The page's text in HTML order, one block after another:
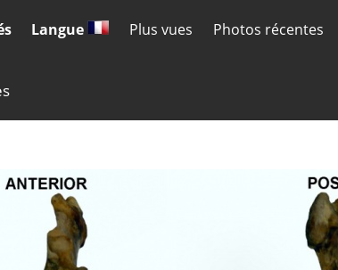
Langue Plus vues Photos récentes